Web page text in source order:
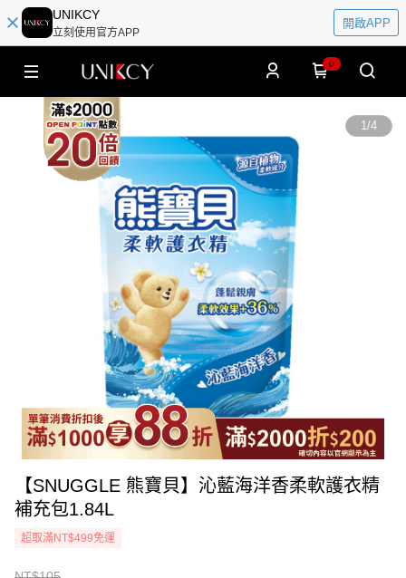
UNIKCY
立刻使用官方APP
開啟APP
0
1/4
【SNUGGLE 熊寶貝】沁藍海洋香柔軟護衣精
補充包1.84L
超取滿NT$499免運